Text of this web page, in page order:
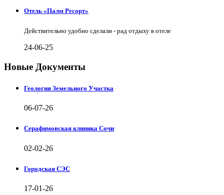
Отель «Палм Ресорт»
Действительно удобно сделали - рад отдыху в отеле
24-06-25
Новые Документы
Геология Земельного Участка
06-07-26
Серафимовская клиника Сочи
02-02-26
Городская СЭС
17-01-26